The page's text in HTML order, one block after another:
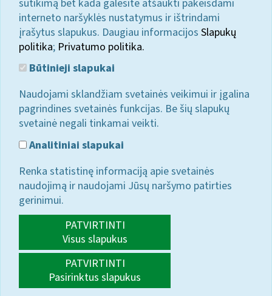
sutikimą bet kada galėsite atšaukti pakeisdami
interneto naršyklės nustatymus ir ištrindami
įrašytus slapukus. Daugiau informacijos Slapukų
politika; Privatumo politika.
Būtinieji slapukai
Naudojami sklandžiam svetainės veikimui ir įgalina
pagrindines svetainės funkcijas. Be šių slapukų
svetainė negali tinkamai veikti.
Analitiniai slapukai
Renka statistinę informaciją apie svetainės
naudojimą ir naudojami Jūsų naršymo patirties
gerinimui.
PATVIRTINTI
Visus slapukus
PATVIRTINTI
Pasirinktus slapukus